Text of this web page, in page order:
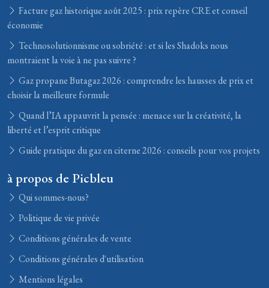
Facture gaz historique août 2025 : prix repère CRE et conseil
économie
Technosolutionnisme ou sobriété : et si les Shadoks nous
montraient la voie à ne pas suivre ?
Gaz propane Butagaz 2026 : comprendre les hausses de prix et
choisir la meilleure formule
Quand l’IA appauvrit la pensée : menace sur la créativité, la
liberté et l’esprit critique
Guide pratique du gaz en citerne 2026 : conseils pour vos projets
à propos de Picbleu
Qui sommes-nous?
Politique de vie privée
Conditions générales de vente
Conditions générales d'utilisation
Mentions légales